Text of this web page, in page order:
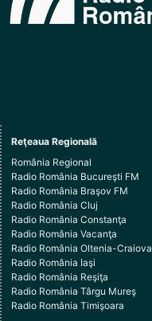
Reţeaua Regională
România Regional
Radio România Bucureşti FM
Radio România Braşov FM
Radio România Cluj
Radio România Constanţa
Radio România Vacanţa
Radio România Oltenia-Craiova
Radio România Iaşi
Radio România Reşiţa
Radio România Târgu Mureş
Radio România Timişoara